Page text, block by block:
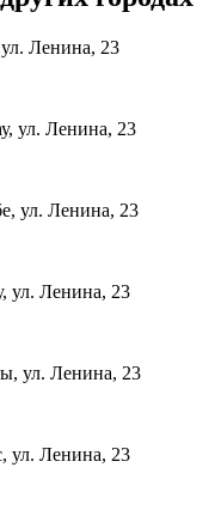
Ленина, 23
ул. Ленина, 23
ул. Ленина, 23
ул. Ленина, 23
ул. Ленина, 23
ул. Ленина, 23